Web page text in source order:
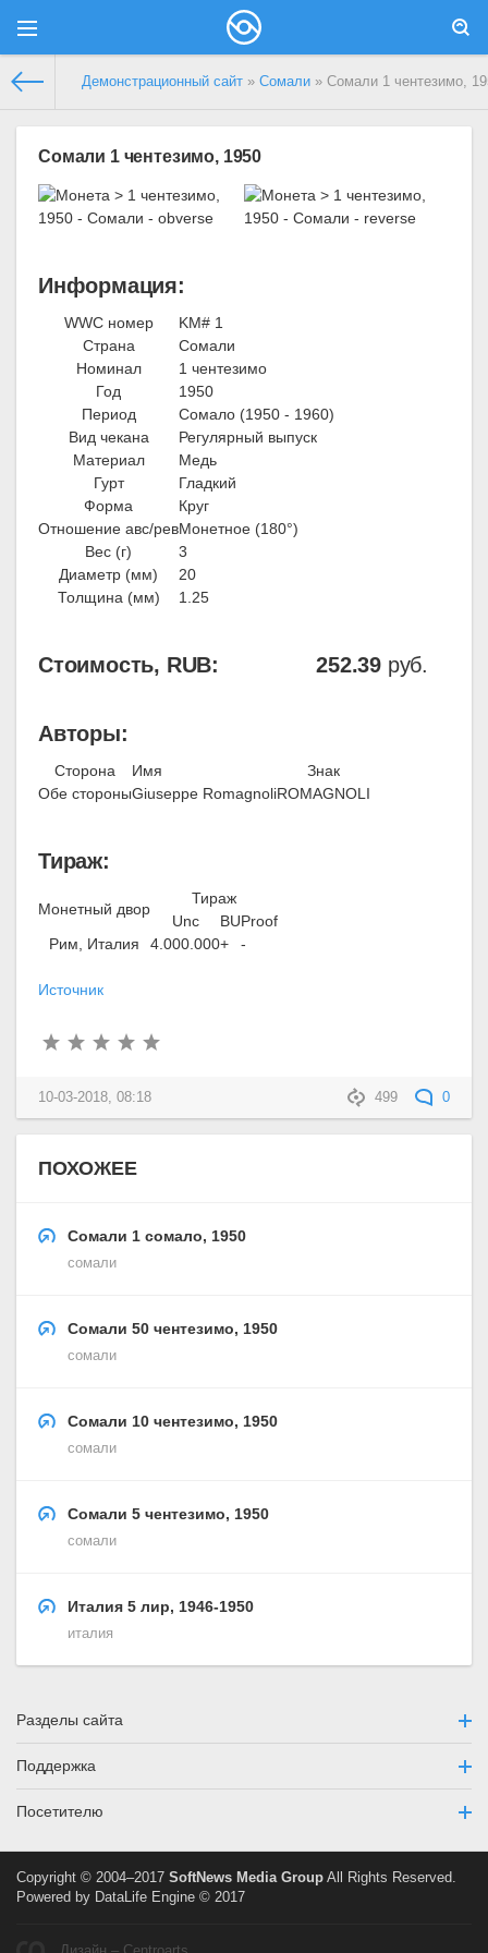
Демонстрационный сайт » Сомали » Сомали 1 чентезимо,
Сомали 1 чентезимо, 1950
Информация:
WWC номер
KM# 1
Страна
Сомали
Номинал
1 чентезимо
Год
1950
Период
Сомало (1950 - 1960)
Вид чекана
Регулярный выпуск
Материал
Медь
Гурт
Гладкий
Форма
Круг
Отношение авс/ревМонетное (180°)
Вес (г)
3
Диаметр (мм)
20
Толщина (мм)
1.25
Стоимость, RUB: 252.39 руб.
Авторы:
Сторона Имя
Знак
Обе стороныGiuseppe RomagnoliROMAGNOLI
Тираж:
Монетный двор
Тираж
Unc
BUProof
Рим, Италия
4.000.000+ -
Источник
499 0
10-03-2018, 08:18
ПОХОЖЕЕ
Сомали 1 сомало, 1950
сомали
Сомали 50 чентезимо, 1950
сомали
Сомали 10 чентезимо, 1950
сомали
Сомали 5 чентезимо, 1950
сомали
Италия 5 лир, 1946-1950
италия
Разделы сайта
Поддержка
Посетителю
Copyright © 2004–2017 SoftNews Media Group All Rights Reserved.
Powered by DataLife Engine © 2017